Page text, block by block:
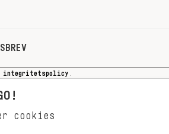
integritetspolicy
cookies